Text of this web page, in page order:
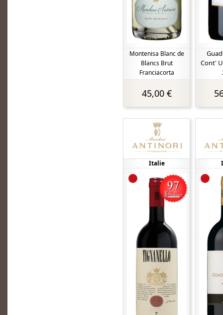
Montenisa Blanc de
Blancs Brut
Franciacorta
45,00 €
Cont'
Italie